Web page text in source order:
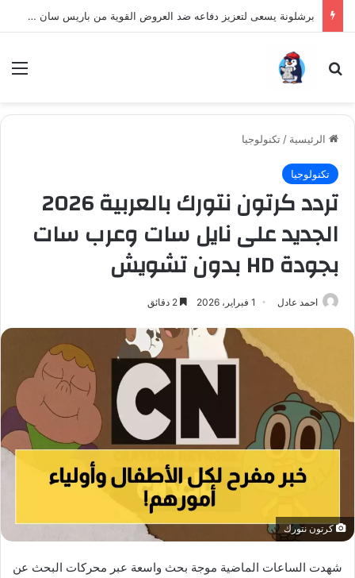
برشلونة يسعى لتعزيز دفاعه ضد العروض القوية من باريس سان جيرمان لنجم الأرجنتين
بحث عن
الرئيسية / تكنولوجيا
تكنولوجيا
تردد كرتون نتورك بالعربية 2026
الجديد على نايل سات وعرب سات
بجودة HD بدون تشويش
احمد عادل 1 فبراير، 2026
كرتون نتورك
شهدت الساعات الماضية موجة بحث واسعة عبر محركات البحث عن